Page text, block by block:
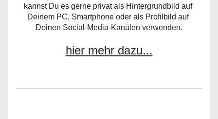
kannst Du es gerne privat als Hintergrundbild auf
Deinem PC, Smartphone oder als Profilbild auf
Deinen Social-Media-Kanälen verwenden.
hier mehr dazu...